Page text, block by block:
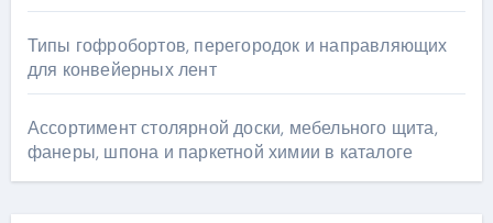
Типы гофробортов, перегородок и направляющих
для конвейерных лент
Ассортимент столярной доски, мебельного щита,
фанеры, шпона и паркетной химии в каталоге